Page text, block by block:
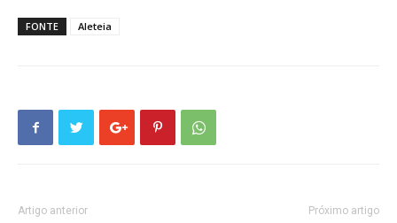
FONTE Aleteia
Artigo anterior Próximo artigo